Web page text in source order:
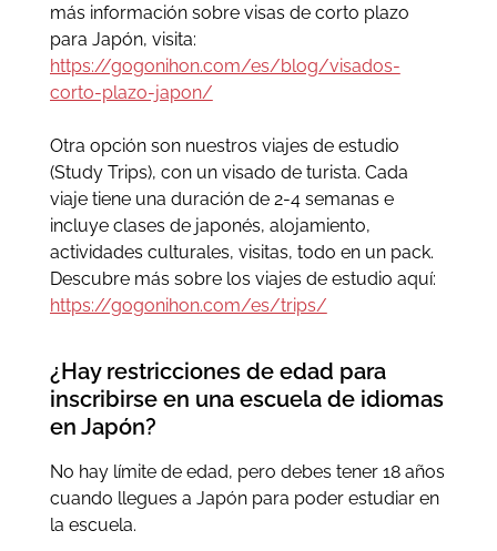
más información sobre visas de corto plazo
para Japón, visita:
https://gogonihon.com/es/blog/visados-
corto-plazo-japon/
Otra opción son nuestros viajes de estudio
(Study Trips), con un visado de turista. Cada
viaje tiene una duración de 2-4 semanas e
incluye clases de japonés, alojamiento,
actividades culturales, visitas, todo en un pack.
Descubre más sobre los viajes de estudio aquí:
https://gogonihon.com/es/trips/
¿Hay restricciones de edad para
inscribirse en una escuela de idiomas
en Japón?
No hay límite de edad, pero debes tener 18 años
cuando llegues a Japón para poder estudiar en
la escuela.